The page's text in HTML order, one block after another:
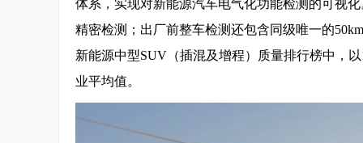
体系，实现对新能源汽车电气化功能检测的可视
精密检测；出厂前整车检测还包含同级唯一的
新能源中型SUV（插混及增程）质量排行榜中，
业平均值。